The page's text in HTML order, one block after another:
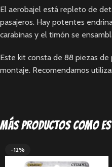
El aerobajel está repleto de
pasajeros. Hay potentes
carabinas y el timón se
Este kit consta de 88 piezas
montaje. Recomendamos
Más productos como
-12%